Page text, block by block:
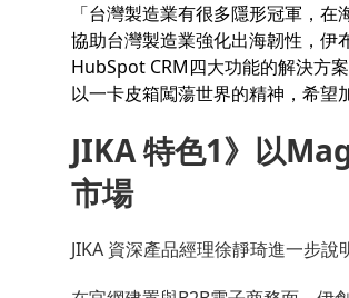
「台灣製造業有很多隱形冠軍，
協助台灣製造業強化出海韌性，伊
HubSpot CRM四大功能的解決方
以一卡皮箱闖蕩世界的精神，希望
JIKA 特色1》以
市場
JIKA 資深產品經理徐靜琦進一步說